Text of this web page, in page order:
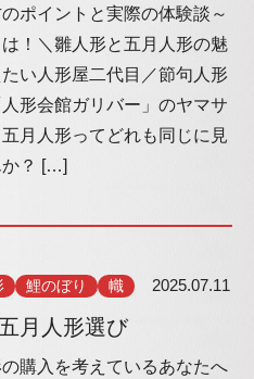
ポイントと実際の体験談～
！＼雛人形と五月人形の魅
い人形屋二代目／節句人形
形会館ガリバー」のヤマサ
月人形ってどれも同じに見
か？ […]
鯉のぼり 幟 2025.07.11
月人形選び
購入を考えているあなたへ